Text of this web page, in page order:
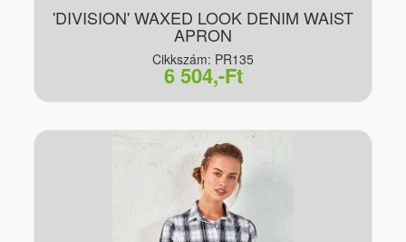
'DIVISION' WAXED LOOK DENIM WAIST
APRON
Cikkszám: PR135
6 504,-Ft